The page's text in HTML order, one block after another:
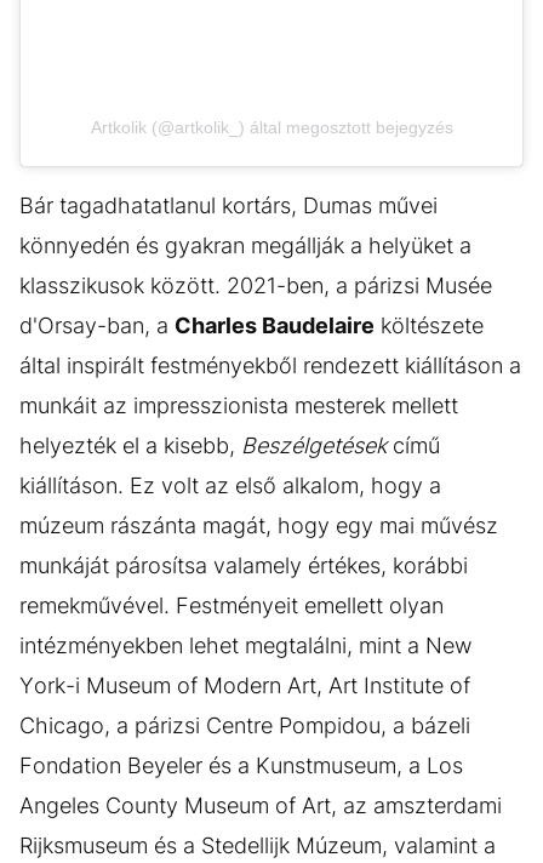
Artkolik (@artkolik_) által megosztott bejegyzés
Bár tagadhatatlanul kortárs, Dumas művei
könnyedén és gyakran megállják a helyüket a
klasszikusok között. 2021-ben, a párizsi Musée
d'Orsay-ban, a Charles Baudelaire költészete
által inspirált festményekből rendezett kiállításon a
munkáit az impresszionista mesterek mellett
helyezték el a kisebb, Beszélgetésekcímű
kiállításon. Ez volt az első alkalom, hogy a
múzeum rászánta magát, hogy egy mai művész
munkáját párosítsa valamely értékes, korábbi
remekművével. Festményeit emellett olyan
intézményekben lehet megtalálni, mint a New
York-i Museum of Modern Art, Art Institute of
Chicago, a párizsi Centre Pompidou, a bázeli
Fondation Beyeler és a Kunstmuseum, a Los
Angeles County Museum of Art, az amszterdami
Rijksmuseum és a Stedellijk Múzeum, valamint a